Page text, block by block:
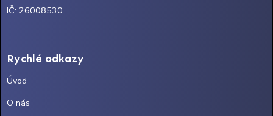
IČ: 26008530
Rychlé odkazy
Úvod
O nás